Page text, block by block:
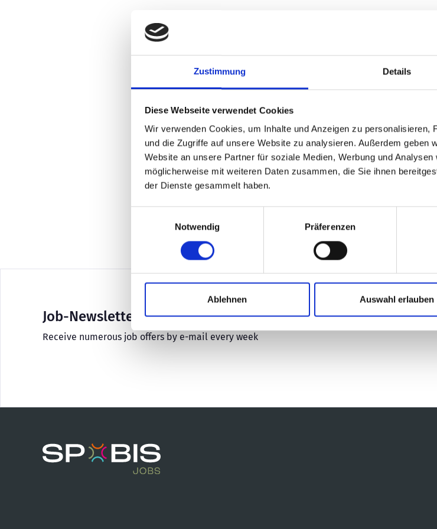
Zustimmung Details
Diese Webseite verwendet Cookies
Wir verwenden Cookies, um Inhalte und Anzeigen zu personalisieren,
und die Zugriffe auf unsere Website zu analysieren. Außerdem geben
Website an unsere Partner für soziale Medien, Werbung und
möglicherweise mit weiteren Daten zusammen, die Sie ihnen
der Dienste gesammelt haben.
Notwendig
Präferenzen
Ablehnen Auswahl erlauben
About the company
Wir sind der größte Sportverein Baden-Württembergs mit Abteilungen für
die Weiß-Roten, die Jungs und Mädels aus Cannstatt, das, was die Stuttgarter
und Mitarbeiterinnen in der Verwaltung, modernen Strukturen und der Liebe
mit viel Herz und Leidenschaft. Und stets auf der Suche nach Mitarbeitern
Contact details Social Media
Job-Newsletter
Receive numerous job offers by e-mail every week